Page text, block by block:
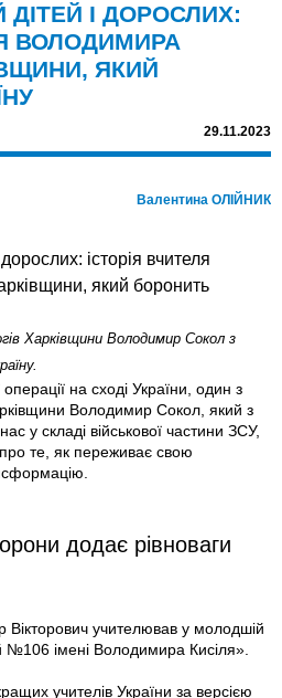
І ДОРОСЛИХ:
ВОЛОДИМИРА
ЯКИЙ
29.11.2023
Валентина ОЛІЙНИК
Харківщини Володимир Сокол з
на сході України, один з
Володимир Сокол, який з
у складі військової частини ЗСУ,
про те, як переживає свою
додає рівноваги
Вікторович учителював у молодшій
№106 імені Володимира Кисіля».
учителів України за версією